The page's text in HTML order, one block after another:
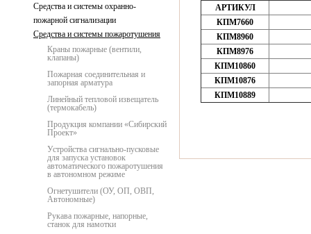
Средства и системы охранно-
пожарной сигнализации
Средства и системы пожаротушения
Краны пожарные (вентили,
клапаны)
Пожарная соединительная и
запорная арматура
Линейный тепловой извещатель
(термокабель)
Продукция компании «Сибирский
Проект»
Устройства сигнально-пусковые
для запуска установок
автоматического пожаротушения
в автономном режиме
Огнетушители (ОУ, ОП, ОВП,
Автономные)
Рукава пожарные, напорные,
станок для намотки
АРТИКУЛ
КПМ7660
КПМ8960
КПМ8976
КПМ10860
КПМ10876
КПМ10889